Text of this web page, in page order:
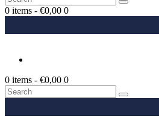
0 items - €0,00 0
0 items - €0,00 0